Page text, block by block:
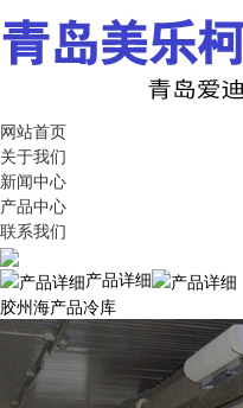
网站首页
关于我们
新闻中心
产品中心
联系我们
产品详细
胶州海产品冷库